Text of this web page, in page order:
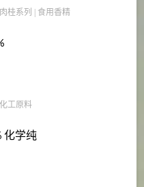
肉桂系列 食用香精
化工原料
化学纯